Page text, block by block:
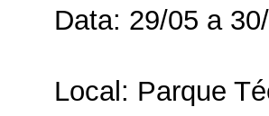
Data: 29/05 a
Local: Parque